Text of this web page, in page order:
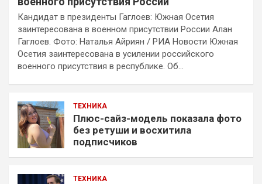
Кандидат в президенты Гаглоев: Южная Осетия
заинтересована в военном присутствии России Алан
Гаглоев. Фото: Наталья Айриян / РИА Новости Южная
Осетия заинтересована в усилении российского
военного присутствия в республике. Об…
ТЕХНИКА
Плюс-сайз-модель показала фото
без ретуши и восхитила
подписчиков
ТЕХНИКА